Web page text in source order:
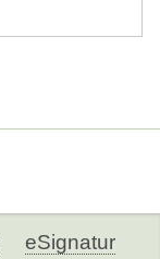
eSignatur